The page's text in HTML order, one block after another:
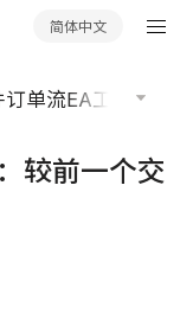
简体中文
订单流EA工具库
较前一个交